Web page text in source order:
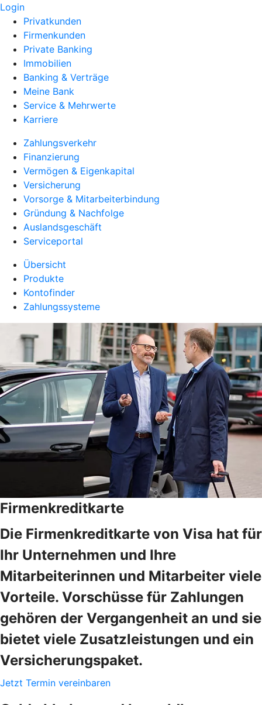
Login
Privatkunden
Firmenkunden
Private Banking
Immobilien
Banking & Verträge
Meine Bank
Service & Mehrwerte
Karriere
Zahlungsverkehr
Finanzierung
Vermögen & Eigenkapital
Versicherung
Vorsorge & Mitarbeiterbindung
Gründung & Nachfolge
Auslandsgeschäft
Serviceportal
Übersicht
Produkte
Kontofinder
Zahlungssysteme
Firmenkreditkarte
Die Firmenkreditkarte von Visa hat für
Ihr Unternehmen und Ihre
Mitarbeiterinnen und Mitarbeiter viele
Vorteile. Vorschüsse für Zahlungen
gehören der Vergangenheit an und sie
bietet viele Zusatzleistungen und ein
Versicherungspaket.
Jetzt Termin vereinbaren